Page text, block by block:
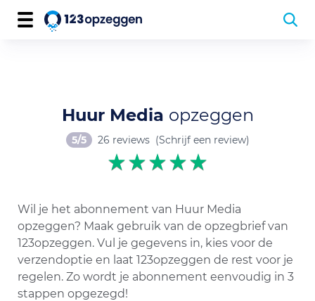
Huur Media opzeggen
5/5 26 reviews (Schrijf een review)
Wil je het abonnement van Huur Media
opzeggen? Maak gebruik van de opzegbrief van
123opzeggen. Vul je gegevens in, kies voor de
verzendoptie en laat 123opzeggen de rest voor je
regelen. Zo wordt je abonnement eenvoudig in 3
stappen opgezegd!